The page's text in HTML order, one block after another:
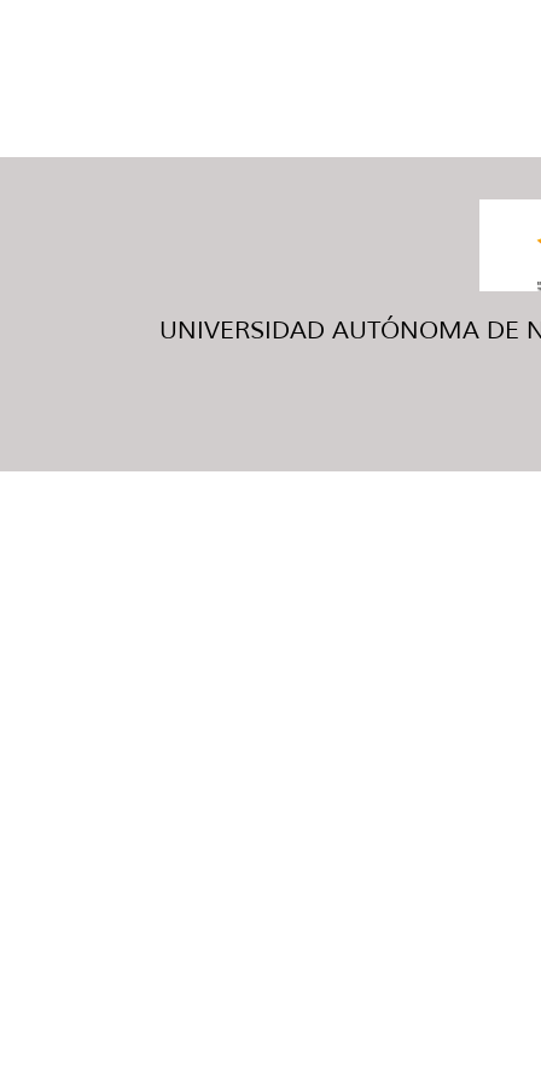
UNIVERSIDAD AUTÓNOMA DE